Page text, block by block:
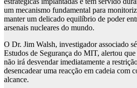
um mecanismo fundamental para
manter um delicado equilíbrio de poder
arsenais nucleares do mundo.
O Dr. Jim Walsh, investigador associado
Estudos de Segurança do MIT, alertou
não irá desvendar imediatamente a
desencadear uma reacção em cadeia com
alcance.